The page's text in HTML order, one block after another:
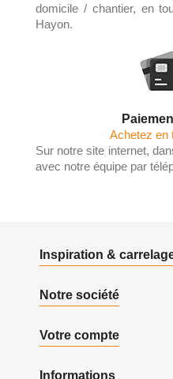
domicile / chantier, en
Hayon.
Achetez en
Sur notre site internet,
avec notre équipe par
Inspiration &
Notre société
Votre compte
Informations